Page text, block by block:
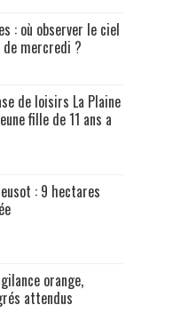
: où observer le ciel
mercredi ?
de loisirs La Plaine
fille de 11 ans a
: 9 hectares
orange,
attendus